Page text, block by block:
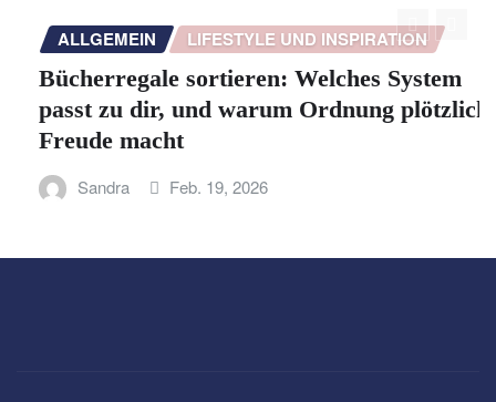
ALLGEMEIN LIFESTYLE UND INSPIRATION
Bücherregale sortieren: Welches System
passt zu dir, und warum Ordnung plötzlich
Freude macht
Sandra Feb. 19, 2026